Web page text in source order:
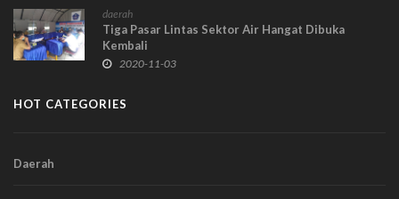
daerah
Tiga Pasar Lintas Sektor Air Hangat Dibuka
Kembali
2020-11-03
HOT CATEGORIES
Daerah